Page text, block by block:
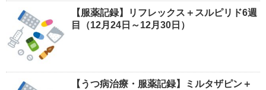
【服薬記録】リフレックス＋スルピリド6週
目（12月24日～12月30日）
【うつ病治療・服薬記録】ミルタザピン＋